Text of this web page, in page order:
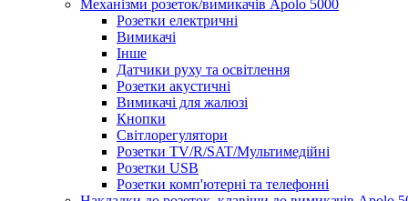
Механізми розеток/вимикачів Apolo 5000
Розетки електричні
Вимикачі
Інше
Датчики руху та освітлення
Розетки акустичні
Вимикачі для жалюзі
Кнопки
Світлорегулятори
Розетки TV/R/SAT/Мультимедійні
Розетки USB
Розетки комп'ютерні та телефонні